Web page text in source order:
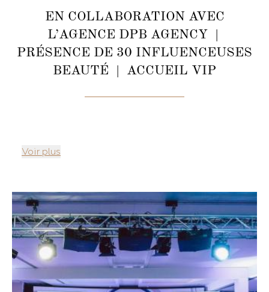
EN COLLABORATION AVEC
L’AGENCE DPB AGENCY |
PRÉSENCE DE 30 INFLUENCEUSES
BEAUTÉ | ACCUEIL VIP
Voir plus